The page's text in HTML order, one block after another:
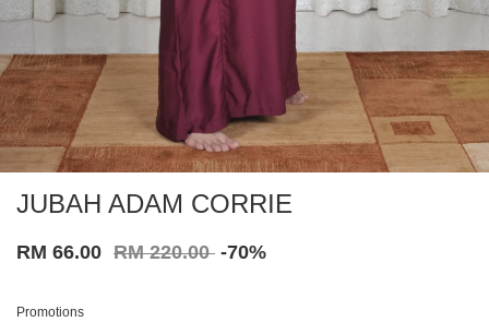
JUBAH ADAM CORRIE
RM 66.00 RM 220.00 -70%
Promotions